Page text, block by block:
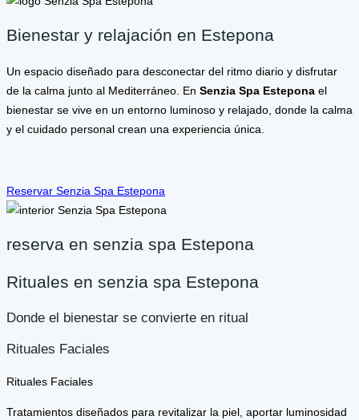
Bienestar y relajación en Estepona
Un espacio diseñado para desconectar del ritmo diario y disfrutar
de la calma junto al Mediterráneo. En Senzia Spa Estepona el
bienestar se vive en un entorno luminoso y relajado, donde la calma
y el cuidado personal crean una experiencia única.
Reservar Senzia Spa Estepona
reserva en senzia spa Estepona
Rituales en senzia spa Estepona
Donde el bienestar se convierte en ritual
Rituales Faciales
Rituales Faciales
Tratamientos diseñados para revitalizar la piel, aportar luminosidad